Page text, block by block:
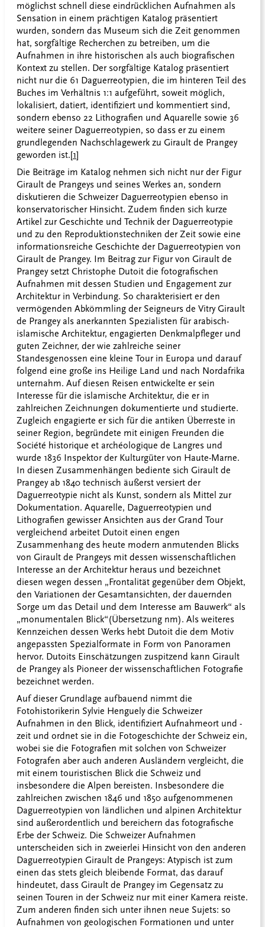
möglichst schnell diese eindrücklichen Aufnahmen als
Sensation in einem prächtigen Katalog präsentiert
wurden, sondern das Museum sich die Zeit genommen
hat, sorgfältige Recherchen zu betreiben, um die
Aufnahmen in ihre historischen als auch biografischen
Kontext zu stellen. Der sorgfältige Katalog präsentiert
nicht nur die 61 Daguerreotypien, die im hinteren Teil des
Buches im Verhältnis 1:1 aufgeführt, soweit möglich,
lokalisiert, datiert, identifiziert und kommentiert sind,
sondern ebenso 22 Lithografien und Aquarelle sowie 36
weitere seiner Daguerreotypien, so dass er zu einem
grundlegenden Nachschlagewerk zu Girault de Prangey
geworden ist.[1]
Die Beiträge im Katalog nehmen sich nicht nur der Figur
Girault de Prangeys und seines Werkes an, sondern
diskutieren die Schweizer Daguerreotypien ebenso in
konservatorischer Hinsicht. Zudem finden sich kurze
Artikel zur Geschichte und Technik der Daguerreotypie
und zu den Reproduktionstechniken der Zeit sowie eine
informationsreiche Geschichte der Daguerreotypien von
Girault de Prangey. Im Beitrag zur Figur von Girault de
Prangey setzt Christophe Dutoit die fotografischen
Aufnahmen mit dessen Studien und Engagement zur
Architektur in Verbindung. So charakterisiert er den
vermögenden Abkömmling der Seigneurs de Vitry Girault
de Prangey als anerkannten Spezialisten für arabisch-
islamische Architektur, engagierten Denkmalpfleger und
guten Zeichner, der wie zahlreiche seiner
Standesgenossen eine kleine Tour in Europa und darauf
folgend eine große ins Heilige Land und nach Nordafrika
unternahm. Auf diesen Reisen entwickelte er sein
Interesse für die islamische Architektur, die er in
zahlreichen Zeichnungen dokumentierte und studierte.
Zugleich engagierte er sich für die antiken Überreste in
seiner Region, begründete mit einigen Freunden die
Société historique et archéologique de Langres und
wurde 1836 Inspektor der Kulturgüter von Haute-Marne.
In diesen Zusammenhängen bediente sich Girault de
Prangey ab 1840 technisch äußerst versiert der
Daguerreotypie nicht als Kunst, sondern als Mittel zur
Dokumentation. Aquarelle, Daguerreotypien und
Lithografien gewisser Ansichten aus der Grand Tour
vergleichend arbeitet Dutoit einen engen
Zusammenhang des heute modern anmutenden Blicks
von Girault de Prangeys mit dessen wissenschaftlichen
Interesse an der Architektur heraus und bezeichnet
diesen wegen dessen „Frontalität gegenüber dem Objekt,
den Variationen der Gesamtansichten, der dauernden
Sorge um das Detail und dem Interesse am Bauwerk“ als
„monumentalen Blick“(Übersetzung nm). Als weiteres
Kennzeichen dessen Werks hebt Dutoit die dem Motiv
angepassten Spezialformate in Form von Panoramen
hervor. Dutoits Einschätzungen zuspitzend kann Girault
de Prangey als Pioneer der wissenschaftlichen Fotografie
bezeichnet werden.
Auf dieser Grundlage aufbauend nimmt die
Fotohistorikerin Sylvie Henguely die Schweizer
Aufnahmen in den Blick, identifiziert Aufnahmeort und -
zeit und ordnet sie in die Fotogeschichte der Schweiz ein,
wobei sie die Fotografien mit solchen von Schweizer
Fotografen aber auch anderen Ausländern vergleicht, die
mit einem touristischen Blick die Schweiz und
insbesondere die Alpen bereisten. Insbesondere die
zahlreichen zwischen 1846 und 1850 aufgenommenen
Daguerreotypien von ländlichen und alpinen Architektur
sind außerordentlich und bereichern das fotografische
Erbe der Schweiz. Die Schweizer Aufnahmen
unterscheiden sich in zweierlei Hinsicht von den anderen
Daguerreotypien Girault de Prangeys: Atypisch ist zum
einen das stets gleich bleibende Format, das darauf
hindeutet, dass Girault de Prangey im Gegensatz zu
seinen Touren in der Schweiz nur mit einer Kamera reiste.
Zum anderen finden sich unter ihnen neue Sujets: so
Aufnahmen von geologischen Formationen und unter